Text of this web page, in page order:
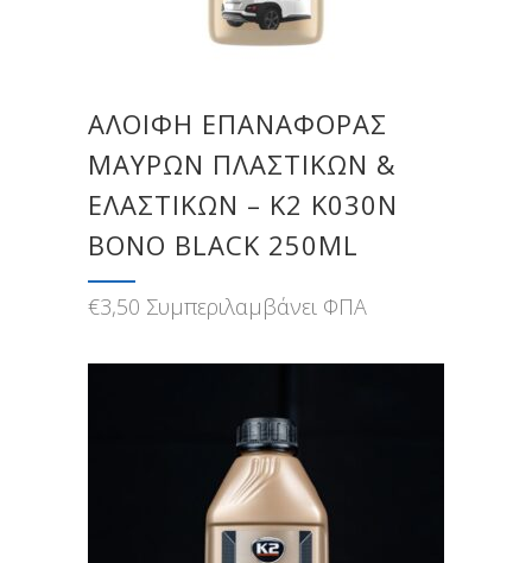
ΑΛΟΙΦΉ ΕΠΑΝΑΦΟΡΆΣ
ΜΑΎΡΩΝ ΠΛΑΣΤΙΚΏΝ &
ΕΛΑΣΤΙΚΏΝ – K2 K030N
BONO BLACK 250ML
€3,50 Συμπεριλαμβάνει ΦΠΑ